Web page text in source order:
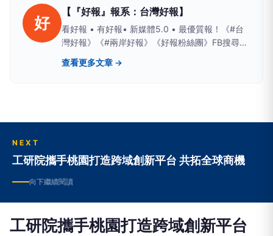
好
【『好報』報系：台灣好報】
看好報 • 有好報• 新媒體5.0 • 最優質報！《#台
灣好報》《#兩岸好報》《好報粉絲團》FB搜尋；
Yahoo、PChome、LIFE新聞、yamnews、
owlnews也看得到
查看更多文章 →
NEXT
工研院攜手桃園打造跨域創新平台 共拓全球商機
向下繼續閱讀
工研院攜手桃園打造跨域創新平台